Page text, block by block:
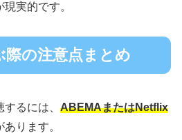
現実的です。
際の注意点まとめ
るには、 ABEMAまたはNetflix
あります。